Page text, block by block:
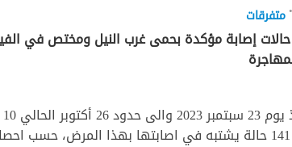
• متفرقات
تونس تسجل 10 حالات إصابة مؤكدة بحمى غرب النيل ومختص في